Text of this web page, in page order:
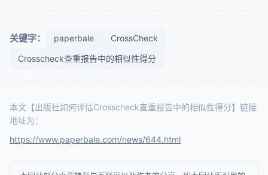
关键字： paperbale
CrossCheck
Crosscheck查重报告中的相似性得分
本文【出版社如何评估Crosscheck查重报告中的相似性得分】链接
地址为：
https://www.paperbale.com/news/644.html